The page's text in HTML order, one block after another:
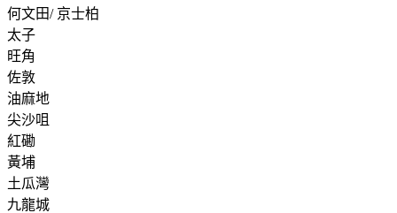
何文田/ 京士柏
太子
旺角
佐敦
油麻地
尖沙咀
紅磡
黃埔
土瓜灣
九龍城